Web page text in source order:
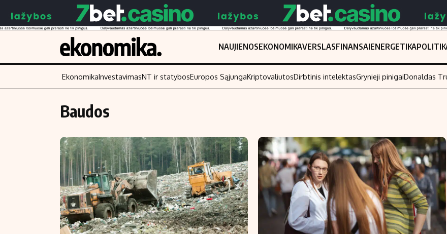
NAUJIENOSEKONOMIKAVERSLASFINANSAIENERGETIKA
Turinys
Naujienos
Aplinka
Verslas
Energetika
Ekonomika
Politika
Finansai
Įmonės
Žemės ūkis
Technologijos
Laisvalaikis
Investavimas
Akcijų rinka
Saulės elektrinės
Kriptovaliutos
Infliacija
Migracija
Nedarbo
Indėliai
Indėlių
Būsto
Įdomios
EkonomikaInvestavimasNT ir statybosEuropos SąjungaKriptovaliutosDirbtinis intelektasGrynieji pinigaiDonaldas
Baudos